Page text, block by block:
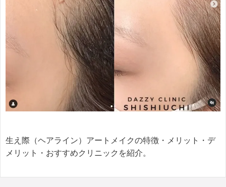
生え際（ヘアライン）アートメイクの特徴・メリット・デ
メリット・おすすめクリニックを紹介。